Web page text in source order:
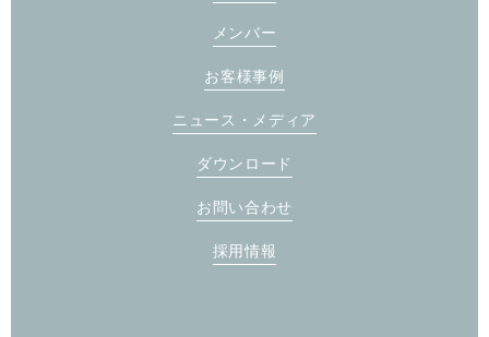
メンバー
お客様事例
ニュース・メディア
ダウンロード
お問い合わせ
採用情報